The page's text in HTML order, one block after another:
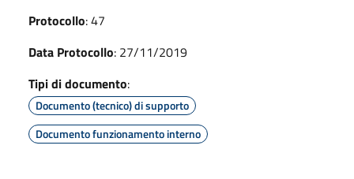
Protocollo: 47
Data Protocollo: 27/11/2019
Tipi di documento:
Documento (tecnico) di supporto
Documento funzionamento interno